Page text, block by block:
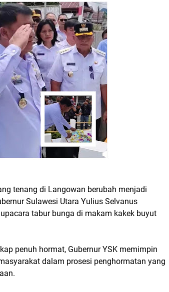
tenang di Langowan berubah menjadi
Sulawesi Utara Yulius Selvanus
tabur bunga di makam kakek buyut
penuh hormat, Gubernur YSK memimpin
dalam prosesi penghormatan yang